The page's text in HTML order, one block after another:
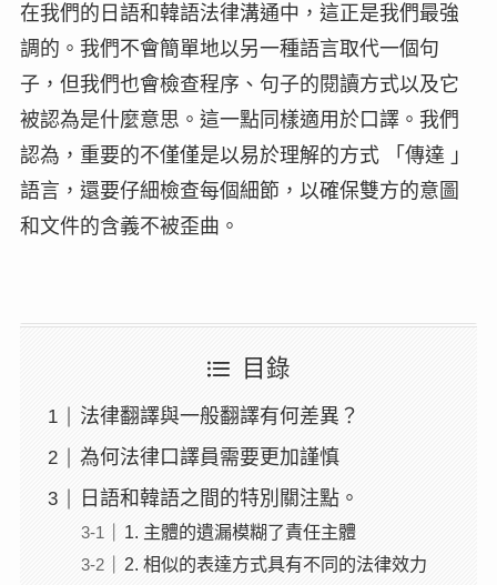
在我們的日語和韓語法律溝通中，這正是我們最強
調的。我們不會簡單地以另一種語言取代一個句
子，但我們也會檢查程序、句子的閱讀方式以及它
被認為是什麼意思。這一點同樣適用於口譯。我們
認為，重要的不僅僅是以易於理解的方式 「傳達 」
語言，還要仔細檢查每個細節，以確保雙方的意圖
和文件的含義不被歪曲。
目錄
法律翻譯與一般翻譯有何差異？
為何法律口譯員需要更加謹慎
日語和韓語之間的特別關注點。
1. 主體的遺漏模糊了責任主體
2. 相似的表達方式具有不同的法律效力